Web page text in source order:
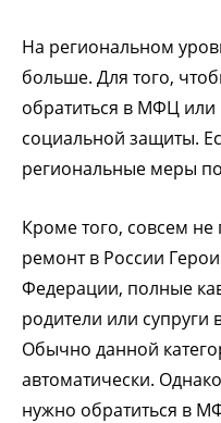
На региональном
больше. Для того,
обратиться в МФЦ
социальной защиты.
региональные меры
Кроме того, совсем не
ремонт в России
Федерации, полные
родители или супруги
Обычно данной
автоматически.
нужно обратиться в